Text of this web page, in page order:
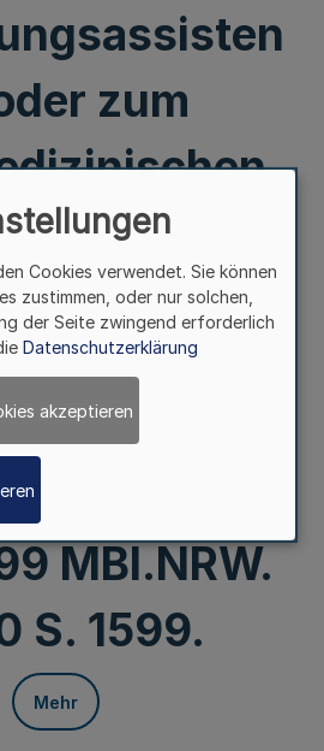
zum
vom 25. 8.
1999 der
Lippe vom
MBl.NRW.
S. 1599.
Mehr
Cookies verwendet. Sie können
zustimmen, oder nur solchen,
der Seite zwingend erforderlich
Datenschutzerklärung
akzeptieren